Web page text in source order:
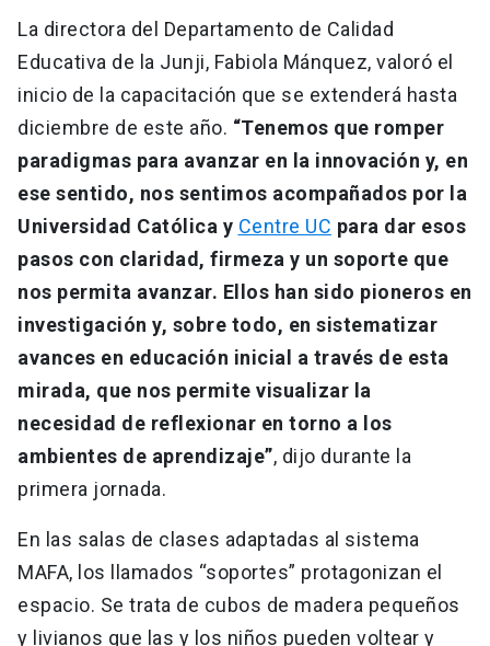
La directora del Departamento de Calidad
Educativa de la Junji, Fabiola Mánquez, valoró el
inicio de la capacitación que se extenderá hasta
diciembre de este año. “Tenemos que romper
paradigmas para avanzar en la innovación y, en
ese sentido, nos sentimos acompañados por la
Universidad Católica y Centre UC para dar esos
pasos con claridad, firmeza y un soporte que
nos permita avanzar. Ellos han sido pioneros en
investigación y, sobre todo, en sistematizar
avances en educación inicial a través de esta
mirada, que nos permite visualizar la
necesidad de reflexionar en torno a los
ambientes de aprendizaje”, dijo durante la
primera jornada.
En las salas de clases adaptadas al sistema
MAFA, los llamados “soportes” protagonizan el
espacio. Se trata de cubos de madera pequeños
y livianos que las y los niños pueden voltear y